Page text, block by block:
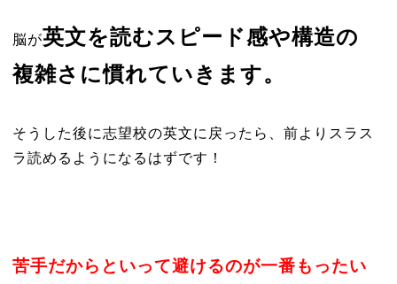
脳が英文を読むスピード感や構造の
複雑さに慣れていきます。
そうした後に志望校の英文に戻ったら、前よりスラス
ラ読めるようになるはずです！
苦手だからといって避けるのが一番もったい